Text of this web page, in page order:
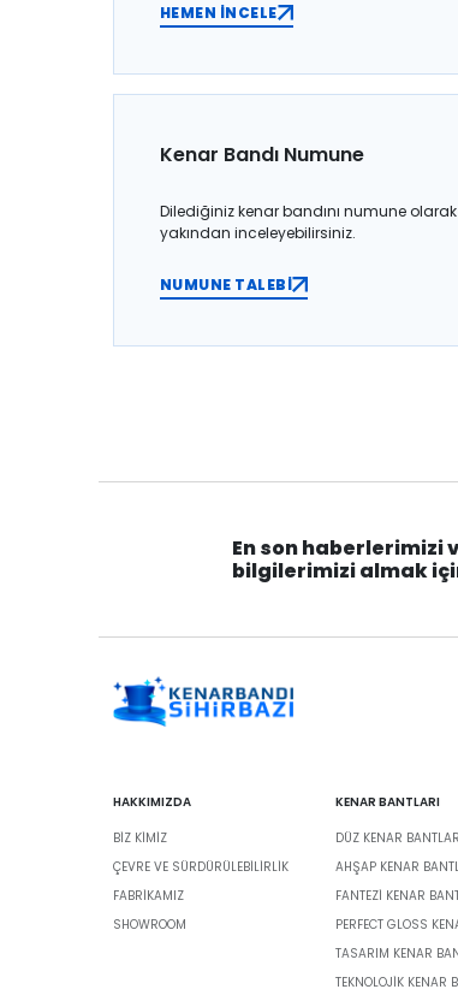
HEMEN İNCELE
Kenar Bandı Numune
Dilediğiniz kenar bandını numune
yakından inceleyebilirsiniz.
NUMUNE TALEBİ
En son haberlerimizi
bilgilerimizi almak
HAKKIMIZDA
BIZ KIMIZ
ÇEVRE VE SÜRDÜRÜLEBILIRLIK
FABRİKAMIZ
SHOWROOM
KENAR BANTLARI
DÜZ KENAR
AHŞAP KENAR
FANTEZI KENAR
PERFECT GLOSS
TASARIM KENAR
TEKNOLOJIK KENAR